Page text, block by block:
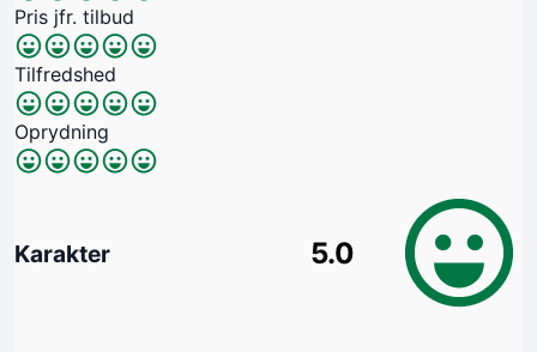
Pris jfr. tilbud
Tilfredshed
Oprydning
Karakter 5.0